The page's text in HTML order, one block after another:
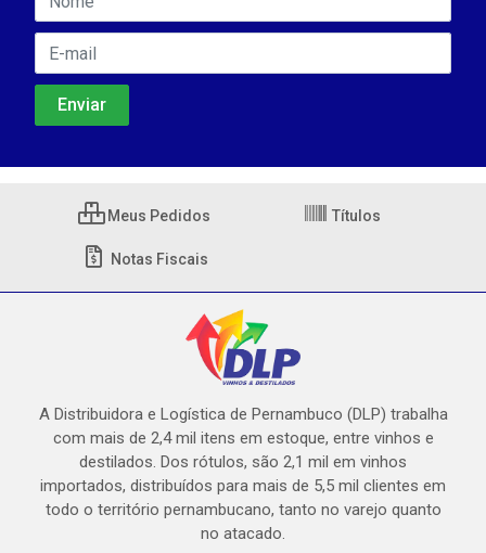
Meus Pedidos Títulos
Notas Fiscais
A Distribuidora e Logística de Pernambuco (DLP) trabalha
com mais de 2,4 mil itens em estoque, entre vinhos e
destilados. Dos rótulos, são 2,1 mil em vinhos
importados, distribuídos para mais de 5,5 mil clientes em
todo o território pernambucano, tanto no varejo quanto
no atacado.